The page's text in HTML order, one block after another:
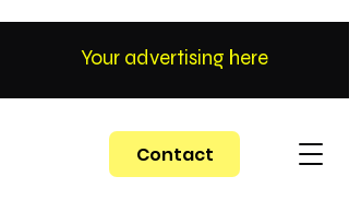
Contact
Your advertising here